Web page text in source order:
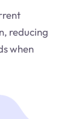
reducing
when